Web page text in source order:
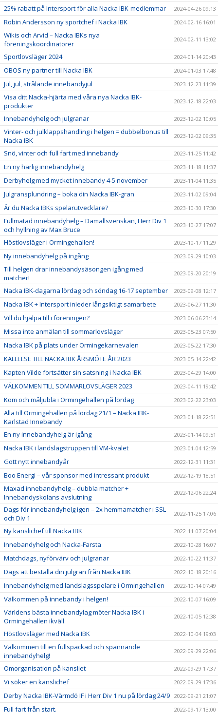
25% rabatt på Intersport för alla Nacka IBK-medlemmar 2024-04-26 09:13
Robin Andersson ny sportchef i Nacka IBK 2024-02-16 16:01
Wikis och Arvid – Nacka IBKs nya
föreningskoordinatorer
2024-02-11 13:02
Sportlovsläger 2024 2024-01-14 20:43
OBOS ny partner till Nacka IBK 2024-01-03 17:48
Jul, jul, strålande innebandyjul 2023-12-23 11:39
Visa ditt Nacka-hjärta med våra nya Nacka IBK-
produkter
2023-12-18 22:03
Innebandyhelg och julgranar 2023-12-02 10:05
Vinter- och julklappshandling i helgen = dubbelbonus till
Nacka IBK
2023-12-02 09:35
Snö, vinter och full fart med innebandy 2023-11-25 11:42
En ny härlig innebandyhelg 2023-11-18 11:37
Derbyhelg med mycket innebandy 4-5 november 2023-11-04 11:35
Julgransplundring – boka din Nacka IBK-gran 2023-11-02 09:04
Är du Nacka IBKs spelarutvecklare? 2023-10-30 17:30
Fullmatad innebandyhelg – Damallsvenskan, Herr Div 1
och hyllning av Max Bruce
2023-10-27 17:07
Höstlovsläger i Ormingehallen! 2023-10-17 11:29
Ny innebandyhelg på ingång 2023-09-29 10:03
Till helgen drar innebandysäsongen igång med
matcher!
2023-09-20 20:19
Nacka IBK-dagarna lördag och söndag 16-17 september 2023-09-08 12:17
Nacka IBK + Intersport inleder långsiktigt samarbete 2023-06-27 11:30
Vill du hjälpa till i föreningen? 2023-06-06 23:14
Missa inte anmälan till sommarlovsläger 2023-05-23 07:50
Nacka IBK på plats under Ormingekarnevalen 2023-05-22 17:30
KALLELSE TILL NACKA IBK ÅRSMÖTE ÅR 2023 2023-05-14 22:42
Kapten Vilde fortsätter sin satsning i Nacka IBK 2023-04-29 14:00
VÄLKOMMEN TILL SOMMARLOVSLÄGER 2023 2023-04-11 19:42
Kom och måljubla i Ormingehallen på lördag 2023-02-22 23:03
Alla till Ormingehallen på lördag 21/1 – Nacka IBK-
Karlstad Innebandy
2023-01-18 22:51
En ny innebandyhelg är igång 2023-01-14 09:51
Nacka IBK i landslagstruppen till VM-kvalet 2023-01-04 12:59
Gott nytt innebandyår 2022-12-31 11:31
Boo Energi – vår sponsor med intressant produkt 2022-12-19 18:51
Maxad innebandyhelg – dubbla matcher +
Innebandyskolans avslutning
2022-12-06 22:24
Dags för innebandyhelg igen – 2x hemmamatcher i SSL
och Div 1
2022-11-25 17:06
Ny kanslichef till Nacka IBK 2022-11-07 20:04
Innebandyhelg och Nacka-Farsta 2022-10-28 16:07
Matchdags, nyförvärv och julgranar 2022-10-22 11:37
Dags att beställa din julgran från Nacka IBK 2022-10-18 20:16
Innebandyhelg med landslagsspelare i Ormingehallen 2022-10-14 07:49
Välkommen på innebandy i helgen! 2022-10-07 16:09
Världens bästa innebandylag möter Nacka IBK i
Ormingehallen ikväll
2022-10-05 12:38
Höstlovsläger med Nacka IBK 2022-10-04 19:03
Välkommen till en fullspäckad och spännande
innebandyhelg!
2022-09-29 22:06
Omorganisation på kansliet 2022-09-29 17:37
Vi söker en kanslichef 2022-09-29 17:36
Derby Nacka IBK-Värmdö IF i Herr Div 1 nu på lördag 24/9 2022-09-21 21:07
Full fart från start. 2022-09-17 13:00